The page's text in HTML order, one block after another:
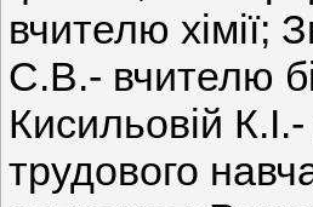
вчителю хімії;
С.В.- вчителю
Кисильовій
трудового